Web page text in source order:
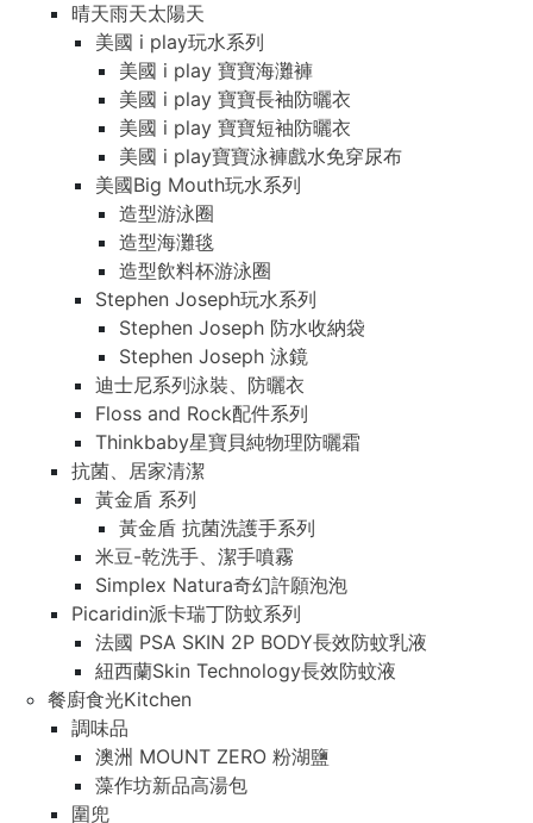
晴天雨天太陽天
美國 i play玩水系列
美國 i play 寶寶海灘褲
美國 i play 寶寶長袖防曬衣
美國 i play 寶寶短袖防曬衣
美國 i play寶寶泳褲戲水免穿尿布
美國Big Mouth玩水系列
造型游泳圈
造型海灘毯
造型飲料杯游泳圈
Stephen Joseph玩水系列
Stephen Joseph 防水收納袋
Stephen Joseph 泳鏡
迪士尼系列泳裝、防曬衣
Floss and Rock配件系列
Thinkbaby星寶貝純物理防曬霜
抗菌、居家清潔
黃金盾 系列
黃金盾 抗菌洗護手系列
米豆-乾洗手、潔手噴霧
Simplex Natura奇幻許願泡泡
Picaridin派卡瑞丁防蚊系列
法國 PSA SKIN 2P BODY長效防蚊乳液
紐西蘭Skin Technology長效防蚊液
餐廚食光Kitchen
調味品
澳洲 MOUNT ZERO 粉湖鹽
藻作坊新品高湯包
圍兜